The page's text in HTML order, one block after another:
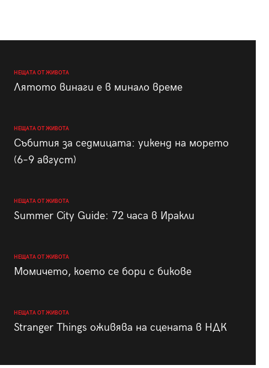
НЕЩАТА ОТ ЖИВОТА
Лятото винаги е в минало време
НЕЩАТА ОТ ЖИВОТА
Събития за седмицата: уикенд на морето
(6–9 август)
НЕЩАТА ОТ ЖИВОТА
Summer City Guide: 72 часа в Иракли
НЕЩАТА ОТ ЖИВОТА
Момичето, което се бори с бикове
НЕЩАТА ОТ ЖИВОТА
Stranger Things оживява на сцената в НДК